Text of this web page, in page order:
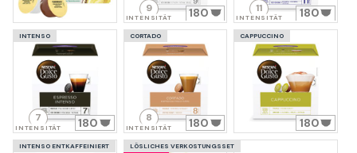
9
INTENSITÄT 180 11
INTENSITÄT 180
INTENSO
7
INTENSITÄT 180
CORTADO
8
INTENSITÄT 180
CAPPUCCINO
180
INTENSO ENTKAFFEINIERT
LÖSLICHES VERKOSTUNGSSET